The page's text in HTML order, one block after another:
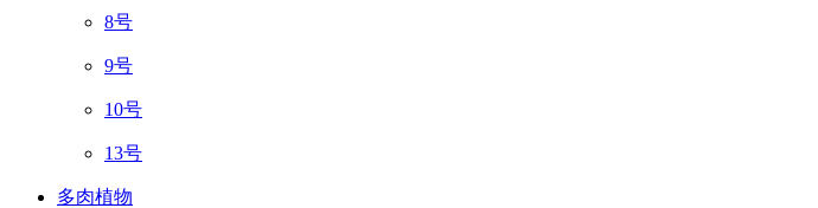
8号
9号
10号
13号
多肉植物